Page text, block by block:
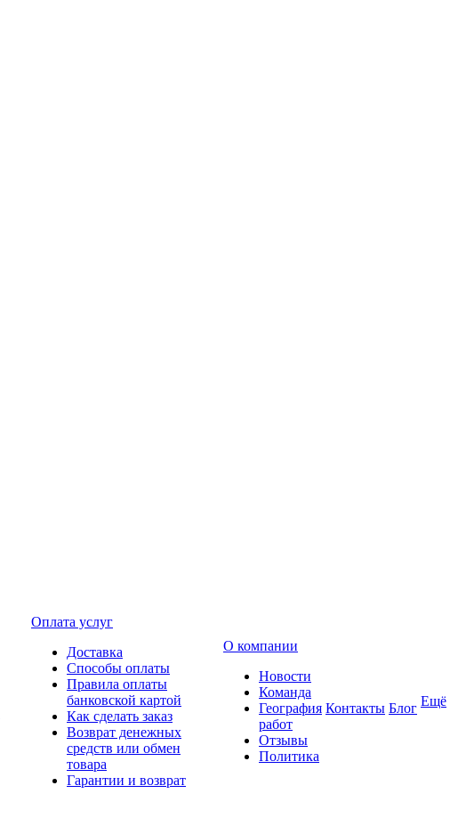
Оплата услуг
Доставка
Способы оплаты
Правила оплаты
банковской картой
Как сделать заказ
Возврат денежных
средств или обмен
товара
Гарантии и возврат
О компании
Новости
Команда
География
работ
Отзывы
Политика
Контакты Блог Ещё